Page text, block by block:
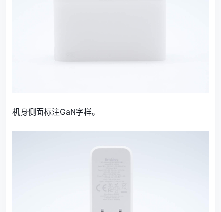
机身侧面标注GaN字样。